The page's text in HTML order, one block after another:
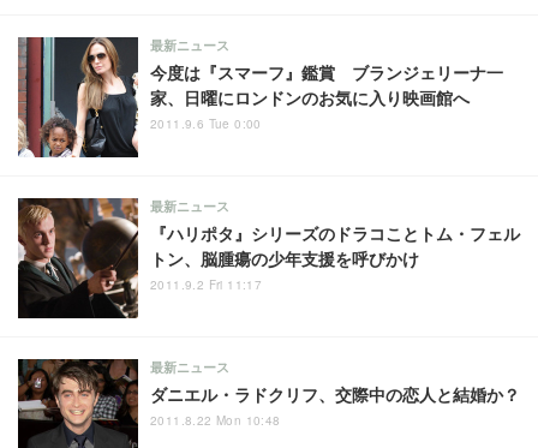
今度は『スマーフ』鑑賞 ブランジェリーナ一
家、日曜にロンドンのお気に入り映画館へ
最新ニュース
2011.9.6 Tue 0:00
『ハリポタ』シリーズのドラコことトム・フェル
トン、脳腫瘍の少年支援を呼びかけ
最新ニュース
2011.9.2 Fri 11:17
ダニエル・ラドクリフ、交際中の恋人と結婚か？
最新ニュース
2011.8.22 Mon 10:48